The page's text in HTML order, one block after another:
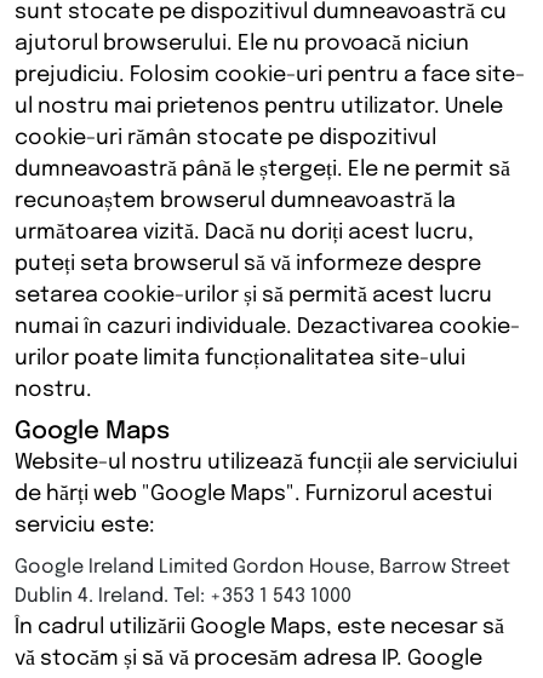
sunt stocate pe dispozitivul dumneavoastră cu
ajutorul browserului. Ele nu provoacă niciun
prejudiciu. Folosim cookie-uri pentru a face site-
ul nostru mai prietenos pentru utilizator. Unele
cookie-uri rămân stocate pe dispozitivul
dumneavoastră până le ștergeți. Ele ne permit să
recunoaștem browserul dumneavoastră la
următoarea vizită. Dacă nu doriți acest lucru,
puteți seta browserul să vă informeze despre
setarea cookie-urilor și să permită acest lucru
numai în cazuri individuale. Dezactivarea cookie-
urilor poate limita funcționalitatea site-ului
nostru.
Google Maps
Website-ul nostru utilizează funcții ale serviciului
de hărți web "Google Maps". Furnizorul acestui
serviciu este:
Google Ireland Limited Gordon House, Barrow Street
Dublin 4. Ireland. Tel: +353 1 543 1000
În cadrul utilizării Google Maps, este necesar să
vă stocăm și să vă procesăm adresa IP. Google